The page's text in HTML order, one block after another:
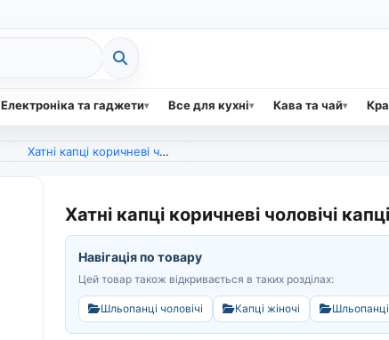
Електроніка та гаджети Все для кухні Кава та чай
Хатні капці коричневі чоловічі капці, махрові 41-45 (арт. 6148)
Хатні капці коричневі чоловічі
Навігація по товару
Цей товар також відкривається в таких розділах:
Шльопанці чоловічі Капці жіночі Шльопанці